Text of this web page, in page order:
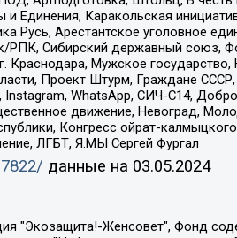
Каракольская
Русь, Арестантское уголовное
РПК, Сибирский державный
Краснодара, Мужское
Проект Штурм, Граждане
WhatsApp, СИЧ-С14,
движение, Невоград,
Конгресс ойрат-
ЛГБТ, Я.МЫ Сергей Фургал
данные на 03.05.2024
лицо, зарегистрированное в Латвийской Республике, SIA "Medusa Project" (регистрационный номер 40103797863, дата регистрации 10.06.2014), Некоммерческая организация "Фонд по борьбе с коррупцией", Автономная некоммерческая организация "Институт права и публичной политики", Баданин Роман Сергеевич, Гликин Максим Александрович, Железнова Мария Михайловна, Лукьянова Юлия Сергеевна, Маетная Елизавета Витальевна, Маняхин Петр Борисович, Чуракова Ольга Владимировна, Ярош Юлия Петровна, Юридическое лицо "The Insider SIA", зарегистрированное в Риге, Латвийская Республика (дата регистрации 26.06.2015), являющееся администратором доменного имени интернет-издания "The Insider SIA", https://theins.ru, Постернак Алексей Евгеньевич, Рубин Михаил Аркадьевич, Анин Роман Александрович, Юридическое лицо Istories fonds, зарегистрированное в Латвийской Республике (регистрационный номер 50008295751, дата регистрации 24.02.2020), Великовский Дмитрий Александрович, Долинина Ирина Николаевна, Мароховская Алеся Алексеевна, Шлейнов Роман Юрьевич, Шмагун Олеся Валентиновна, Общество с ограниченной ответственностью "Альтаир 2021", Общество с ограниченной ответственностью "Вега 2021", Общество с ограниченной ответственностью "Главный редактор 2021", Общество с ограниченной ответственностью "Ромашки монолит", Важенков Артем Валерьевич, Ивановская областная общественная организация "Центр гендерных исследований", Гурман Юрий Альбертович, Медиапроект "ОВД-Инфо", Егоров Владимир Владимирович, Жилинский Владимир Александрович, Общество с ограниченной ответственностью "ЗП", Иванова София Юрьевна, Карезина Инна Павловна, Кильтау Екатерина Викторовна, Петров Алексей Викторович, Пискунов Сергей Евгеньевич, Смирнов Сергей Сергеевич, Тихонов Михаил Сергеевич, Общество с ограниченной ответственностью "ЖУРНАЛИСТ-ИНОСТРАННЫЙ АГЕНТ", Арапова Галина Юрьевна, Вольтская Татьяна Анатольевна, Американская компания "Mason G.E.S. Anonymous Foundation" (США), являющаяся владельцем интернет-издания https://mnews.world/, Компания "Stichting Bellingcat", зарегистрированная в Нидерландах (дата